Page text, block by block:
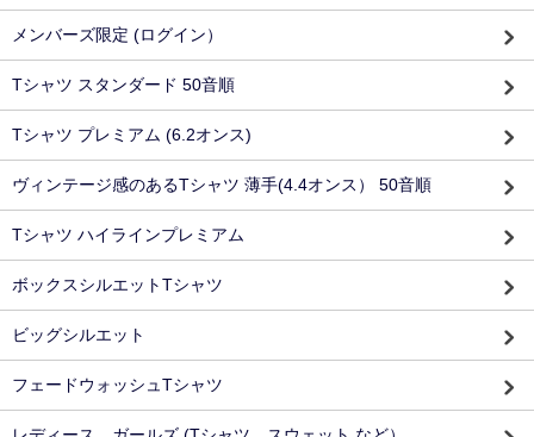
メンバーズ限定 (ログイン）
Tシャツ スタンダード 50音順
Tシャツ プレミアム (6.2オンス)
ヴィンテージ感のあるTシャツ 薄手(4.4オンス） 50音順
Tシャツ ハイラインプレミアム
ボックスシルエットTシャツ
ビッグシルエット
フェードウォッシュTシャツ